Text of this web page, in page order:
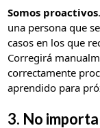
Somos proactivos
una persona que
casos en los que
Corregirá
correctamente
aprendido para
3. No